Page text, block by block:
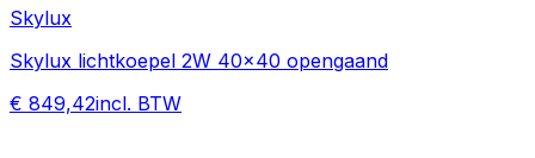
Skylux
Skylux lichtkoepel 2W 40x40 opengaand
€ 849,42incl. BTW